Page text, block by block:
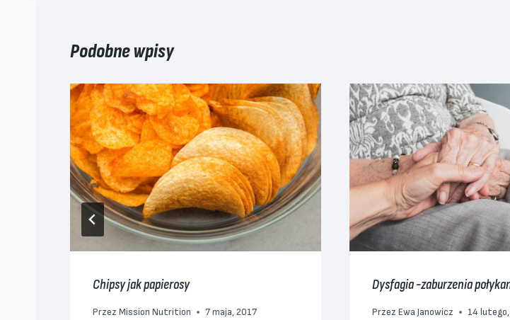
Podobne wpisy
Chipsy jak papierosy
Przez Mission Nutrition 7 maja, 2017
Dysfagia -zaburzenia
Przez Ewa Janowicz 14